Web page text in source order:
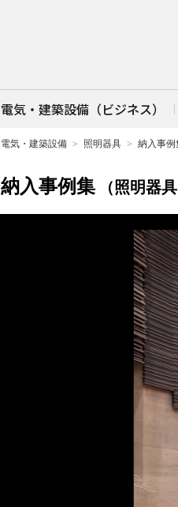
電気・建築設備（ビジネス）
電気・建築設備 照明器具 納入事例
納入事例集 （照明器具